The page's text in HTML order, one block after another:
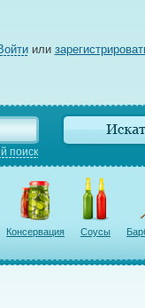
или
поиск
Консервация Соусы